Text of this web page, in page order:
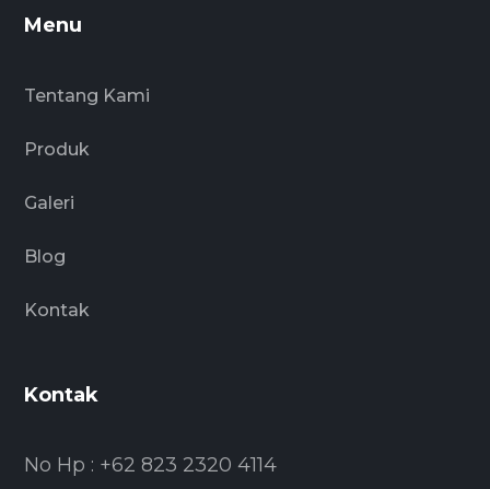
Menu
Tentang Kami
Produk
Galeri
Blog
Kontak
Kontak
No Hp : +62 823 2320 4114